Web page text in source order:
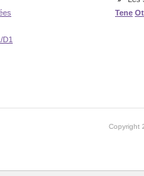
D1
Tene
Copyright